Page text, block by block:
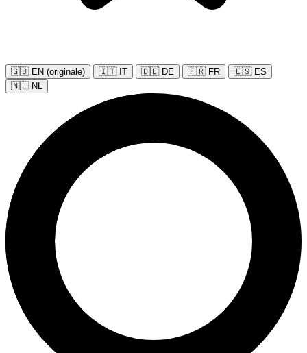
🇬🇧 EN (originale) 🇮🇹 IT 🇩🇪 DE 🇫🇷 FR
🇪🇸 ES
🇳🇱 NL